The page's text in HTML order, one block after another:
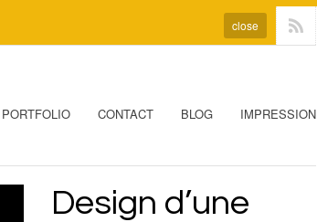
close
PORTFOLIO CONTACT BLOG IMPRESSION
Design d’une